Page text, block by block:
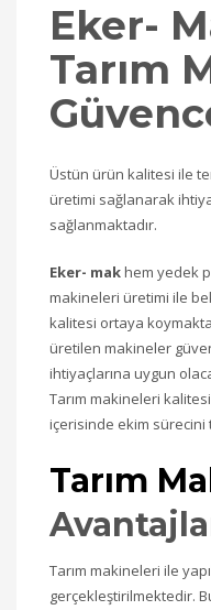
Eker-
Tarım
Üstün ürün kalitesi ile
üretimi sağlanarak
sağlanmaktadır.
Eker- makhem yedek
makineleri üretimi ile
kalitesi ortaya
üretilen makineler
ihtiyaçlarına uygun
Tarım makineleri
içerisinde ekim sürecini
Tarım
Tarım makineleri ile
gerçekleştirilmektedir.